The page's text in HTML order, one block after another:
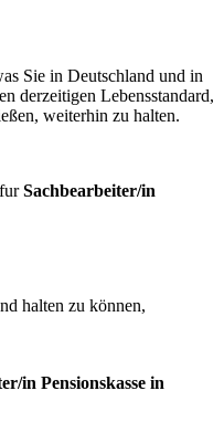
Sie in Deutschland und in
derzeitigen Lebensstandard,
weiterhin zu halten.
Sachbearbeiter/in
halten zu können,
in Pensionskasse in